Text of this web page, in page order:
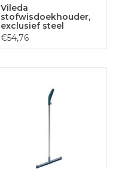
Vileda
stofwisdoekhouder,
exclusief steel
€54,76